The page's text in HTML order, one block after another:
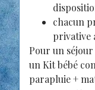
chacun
privative
Pour un
un Kit bébé
parapluie +